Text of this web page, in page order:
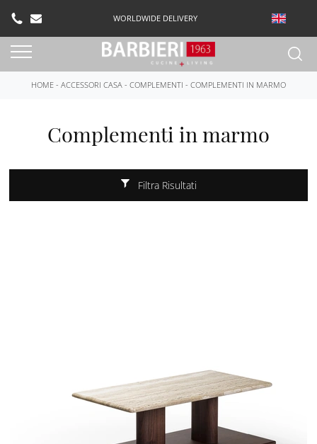
WORLDWIDE DELIVERY
HOME - ACCESSORI CASA - COMPLEMENTI - COMPLEMENTI IN MARMO
Complementi in marmo
Filtra Risultati